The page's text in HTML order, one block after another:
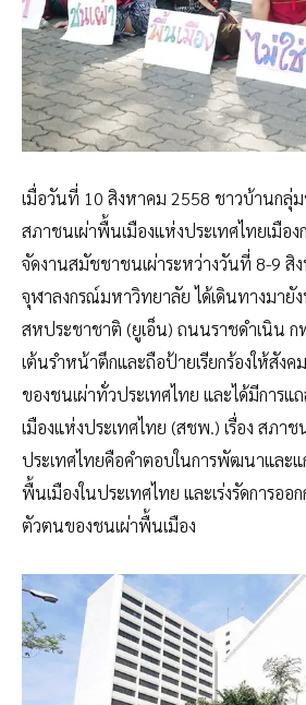
เมื่อวันที่ 10 สิงหาคม 2558 ชาวบ้านกลุ่
สภาชนเผ่าพื้นเมืองแห่งประเทศไทยเมือ
จัดงานสมัชชาชนเผ่าระหว่างวันที่ 8-9
จุฬาลงกรณ์มหาวิทยาลัย ได้เดินทางมายั
สหประชาชาติ (ยูเอ็น) ถนนราชดำเนิน ก
เต้นรำหน้าตึกและถือป้ายเรียกร้องให้สัง
ของชนเผ่าทั่วประเทศไทย และได้มีการ
เมืองแห่งประเทศไทย (สชพ.) เรื่อง สภา
ประเทศไทยคือคำตอบในการพัฒนาและ
พื้นเมืองในประเทศไทย และเร่งรัดการออ
ตัวตนของชนเผ่าพื้นเมือง